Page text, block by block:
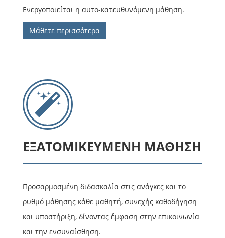
Ενεργοποιείται η αυτο-κατευθυνόμενη μάθηση.
Μάθετε περισσότερα
ΕΞΑΤΟΜΙΚΕΥΜΕΝΗ ΜΑΘΗΣΗ
Προσαρμοσμένη διδασκαλία στις ανάγκες και το
ρυθμό μάθησης κάθε μαθητή, συνεχής καθοδήγηση
και υποστήριξη, δίνοντας έμφαση στην επικοινωνία
και την ενσυναίσθηση.